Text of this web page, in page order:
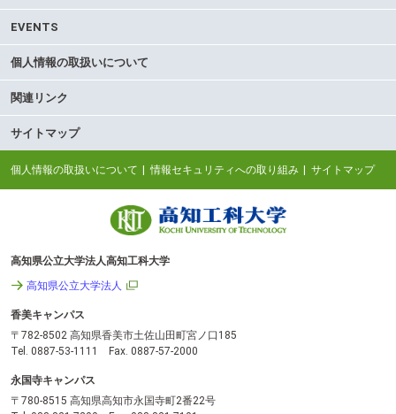
EVENTS
個人情報の取扱いについて
関連リンク
サイトマップ
個人情報の取扱いについて 情報セキュリティへの取り組み サイトマップ
高知県公立大学法人高知工科大学
高知県公立大学法人
香美キャンパス
〒782-8502 高知県香美市土佐山田町宮ノ口185
Tel. 0887-53-1111 Fax. 0887-57-2000
永国寺キャンパス
〒780-8515 高知県高知市永国寺町2番22号